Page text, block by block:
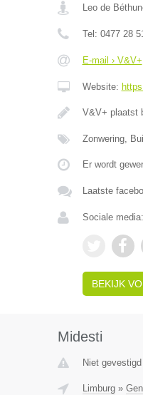
Leo de
Tel: 0477 28
E-mail › V&V+
Website:
V&V+ plaatst
Zonwering,
Er wordt
Laatste
Sociale media:
BEKIJK
Midesti
Niet
Limburg»